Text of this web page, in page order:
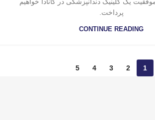
پرداخت.
CONTINUE READING
1
2
3
4
5